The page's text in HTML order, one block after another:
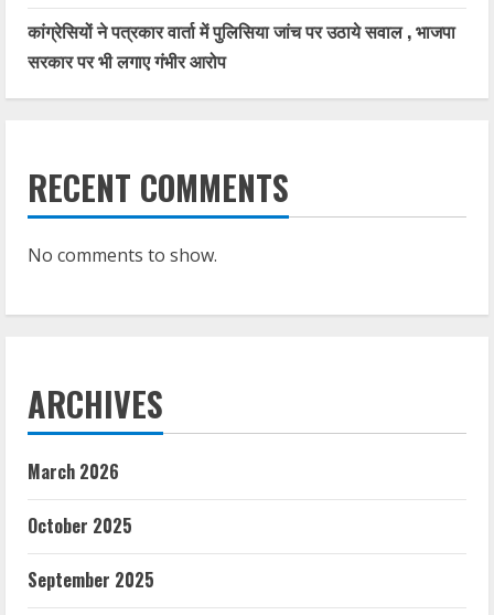
कांग्रेसियों ने पत्रकार वार्ता में पुलिसिया जांच पर उठाये सवाल , भाजपा
सरकार पर भी लगाए गंभीर आरोप
RECENT COMMENTS
No comments to show.
ARCHIVES
March 2026
October 2025
September 2025